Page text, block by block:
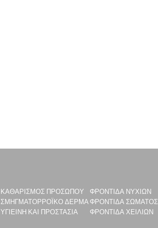
ΚΑΘΑΡΙΣΜΟΣ ΠΡΟΣΩΠΟΥ
ΣΜΗΓΜΑΤΟΡΡΟΪΚΟ ΔΕΡΜΑ
ΥΓΙΕΙΝΗ ΚΑΙ ΠΡΟΣΤΑΣΙΑ
ΦΡΟΝΤΙΔΑ ΝΥΧΙΩΝ
ΦΡΟΝΤΙΔΑ ΣΩΜΑΤΟΣ
ΦΡΟΝΤΙΔΑ ΧΕΙΛΙΩΝ